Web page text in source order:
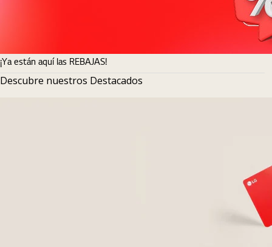
¡Ya están aquí las REBAJAS!
Descubre nuestros Destacados